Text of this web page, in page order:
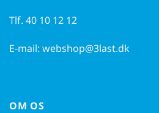
Tlf. 40 10 12 12
E-mail: webshop@3last.dk
OM OS